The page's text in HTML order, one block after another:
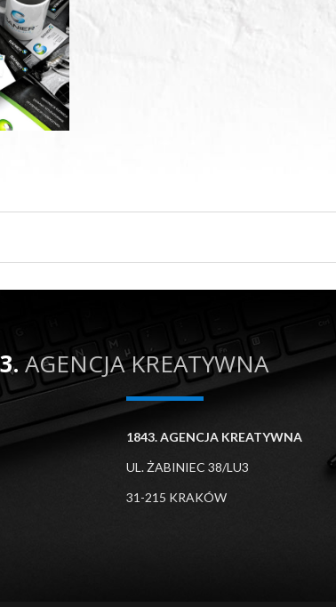
AGENCJA KREATYWNA
1843. AGENCJA KREATYWNA
UL. ŻABINIEC 38/LU3
31-215 KRAKÓW